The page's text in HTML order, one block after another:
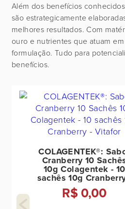
Além dos benefícios
são estrategicamente
melhores resultados. Com
ouro e nutrientes que atuam
formulação. Tudo para
benefícios.
COLAGENTEK®:
Cranberry 10
10g Colagentek - 10
sachês 10g
Vitafor
R$ 0,00